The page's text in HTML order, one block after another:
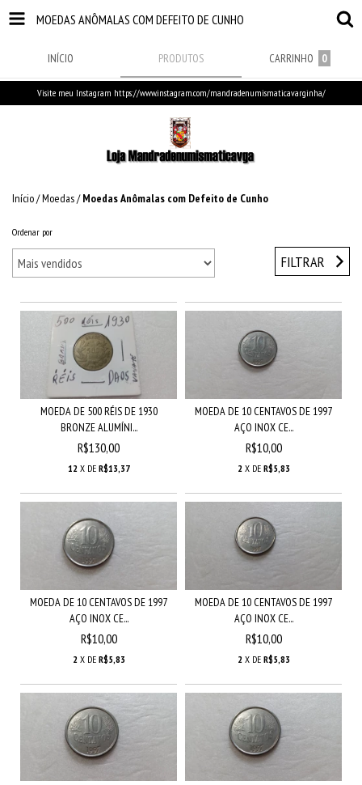
MOEDAS ANÔMALAS COM DEFEITO DE CUNHO
INÍCIO PRODUTOS CARRINHO 0
Visite meu Instagram https://www.instagram.com/mandradenumismaticavarginha/
Início/Moedas/ Moedas Anômalas com Defeito de Cunho
Ordenar por
FILTRAR
MOEDA DE 500 RÉIS DE 1930
BRONZE ALUMÍNI...
R$130,00
12 X DE R$13,37
MOEDA DE 10 CENTAVOS DE 1997
AÇO INOX CE...
R$10,00
2 X DE R$5,83
MOEDA DE 10 CENTAVOS DE 1997
AÇO INOX CE...
R$10,00
2 X DE R$5,83
MOEDA DE 10 CENTAVOS DE 1997
AÇO INOX CE...
R$10,00
2 X DE R$5,83